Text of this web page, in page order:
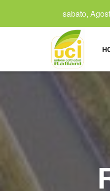
sabato,